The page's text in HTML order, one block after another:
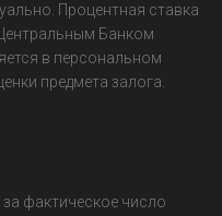
Процентная ставка
Банком
в персональном
предмета залога.
фактическое число